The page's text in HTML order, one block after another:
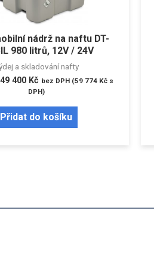
nádrž na naftu DT-
980 litrů, 12V / 24V
a skladování nafty
49 400 Kč bez DPH (59 774 Kč s
DPH)
Přidat do košíku